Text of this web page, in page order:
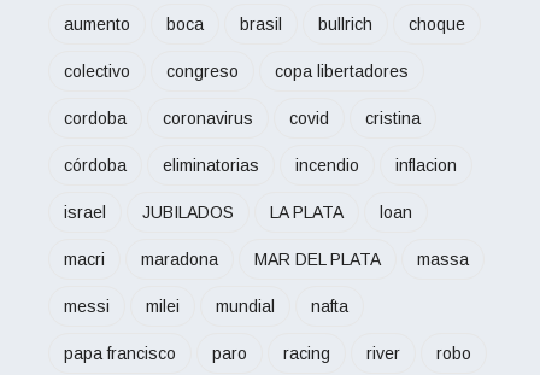
aumento boca brasil bullrich choque
colectivo congreso copa libertadores
cordoba coronavirus covid cristina
córdoba eliminatorias incendio inflacion
israel JUBILADOS LA PLATA loan
macri maradona MAR DEL PLATA massa
messi milei mundial nafta
papa francisco paro racing river robo